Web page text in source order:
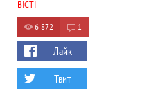
ВІСТІ
6 872 1
Лайк
Твит